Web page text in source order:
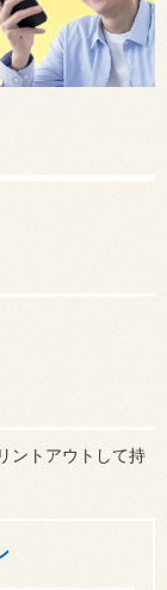
ントアウトして持